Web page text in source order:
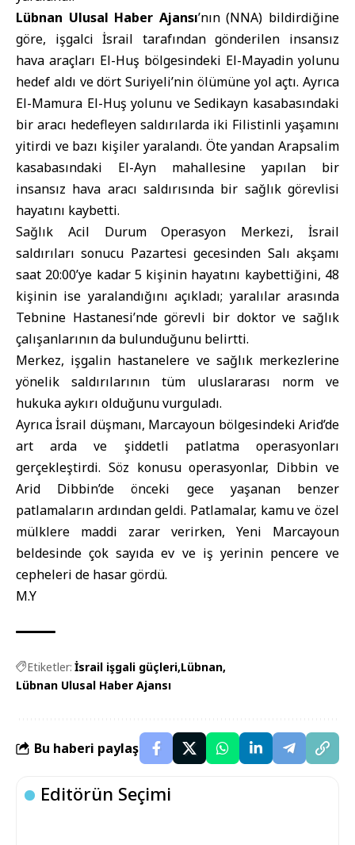
Lübnan Ulusal Haber Ajansı’nın (NNA) bildirdiğine
göre, işgalci İsrail tarafından gönderilen insansız
hava araçları El-Huş bölgesindeki El-Mayadin yolunu
hedef aldı ve dört Suriyeli’nin ölümüne yol açtı. Ayrıca
El-Mamura El-Huş yolunu ve Sedikayn kasabasındaki
bir aracı hedefleyen saldırılarda iki Filistinli yaşamını
yitirdi ve bazı kişiler yaralandı. Öte yandan Arapsalim
kasabasındaki El-Ayn mahallesine yapılan bir
insansız hava aracı saldırısında bir sağlık görevlisi
hayatını kaybetti.
Sağlık Acil Durum Operasyon Merkezi, İsrail
saldırıları sonucu Pazartesi gecesinden Salı akşamı
saat 20:00’ye kadar 5 kişinin hayatını kaybettiğini, 48
kişinin ise yaralandığını açıkladı; yaralılar arasında
Tebnine Hastanesi’nde görevli bir doktor ve sağlık
çalışanlarının da bulunduğunu belirtti.
Merkez, işgalin hastanelere ve sağlık merkezlerine
yönelik saldırılarının tüm uluslararası norm ve
hukuka aykırı olduğunu vurguladı.
Ayrıca İsrail düşmanı, Marcayoun bölgesindeki Arid’de
art arda ve şiddetli patlatma operasyonları
gerçekleştirdi. Söz konusu operasyonlar, Dibbin ve
Arid Dibbin’de önceki gece yaşanan benzer
patlamaların ardından geldi. Patlamalar, kamu ve özel
mülklere maddi zarar verirken, Yeni Marcayoun
beldesinde çok sayıda ev ve iş yerinin pencere ve
cepheleri de hasar gördü.
M.Y
Etiketler: İsrail işgali güçleri Lübnan
Lübnan Ulusal Haber Ajansı
Bu haberi paylaş
Editörün Seçimi